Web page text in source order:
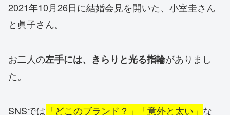
2021年10月26日に結婚会見を開いた、小室圭さん
と眞子さん。
お二人の左手には、きらりと光る指輪がありまし
た。
SNSでは 「どこのブランド？」「意外と太い」 な